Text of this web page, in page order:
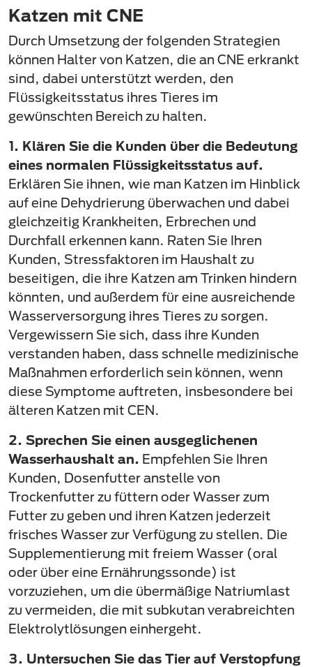
Katzen mit CNE
Durch Umsetzung der folgenden Strategien
können Halter von Katzen, die an CNE erkrankt
sind, dabei unterstützt werden, den
Flüssigkeitsstatus ihres Tieres im
gewünschten Bereich zu halten.
1. Klären Sie die Kunden über die Bedeutung
eines normalen Flüssigkeitsstatus auf.
Erklären Sie ihnen, wie man Katzen im Hinblick
auf eine Dehydrierung überwachen und dabei
gleichzeitig Krankheiten, Erbrechen und
Durchfall erkennen kann. Raten Sie Ihren
Kunden, Stressfaktoren im Haushalt zu
beseitigen, die ihre Katzen am Trinken hindern
könnten, und außerdem für eine ausreichende
Wasserversorgung ihres Tieres zu sorgen.
Vergewissern Sie sich, dass ihre Kunden
verstanden haben, dass schnelle medizinische
Maßnahmen erforderlich sein können, wenn
diese Symptome auftreten, insbesondere bei
älteren Katzen mit CEN.
2. Sprechen Sie einen ausgeglichenen
Wasserhaushalt an. Empfehlen Sie Ihren
Kunden, Dosenfutter anstelle von
Trockenfutter zu füttern oder Wasser zum
Futter zu geben und ihren Katzen jederzeit
frisches Wasser zur Verfügung zu stellen. Die
Supplementierung mit freiem Wasser (oral
oder über eine Ernährungssonde) ist
vorzuziehen, um die übermäßige Natriumlast
zu vermeiden, die mit subkutan verabreichten
Elektrolytlösungen einhergeht.
3. Untersuchen Sie das Tier auf Verstopfung